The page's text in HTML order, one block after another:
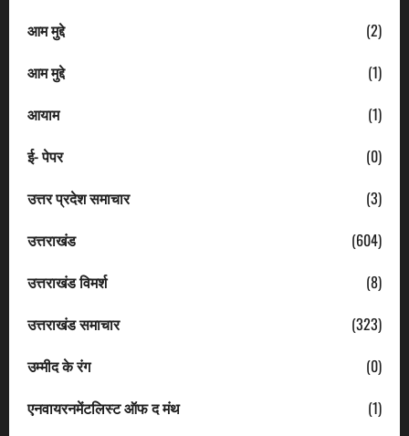
आम मुद्दे
(2)
आम मुद्दे
(1)
आयाम
(1)
ई- पेपर
(0)
उत्तर प्रदेश समाचार
(3)
उत्तराखंड
(604)
उत्तराखंड विमर्श
(8)
उत्तराखंड समाचार
(323)
उम्मीद के रंग
(0)
एनवायरनमेंटलिस्ट ऑफ द मंथ
(1)